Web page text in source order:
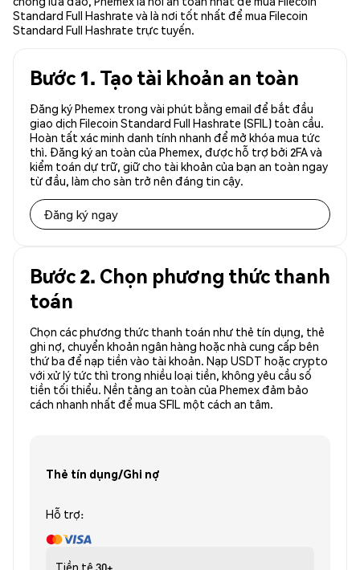
Standard Full Hashrate và là nơi tốt nhất để mua Filecoin
Standard Full Hashrate trực tuyến.
Bước 1. Tạo tài khoản an toàn
Đăng ký Phemex trong vài phút bằng email để bắt đầu
giao dịch Filecoin Standard Full Hashrate (SFIL) toàn cầu.
Hoàn tất xác minh danh tính nhanh để mở khóa mua tức
thì. Đăng ký an toàn của Phemex, được hỗ trợ bởi 2FA và
kiểm toán dự trữ, giữ cho tài khoản của bạn an toàn ngay
từ đầu, làm cho sàn trở nên đáng tin cậy.
Đăng ký ngay
Bước 2. Chọn phương thức thanh
toán
Chọn các phương thức thanh toán như thẻ tín dụng, thẻ
ghi nợ, chuyển khoản ngân hàng hoặc nhà cung cấp bên
thứ ba để nạp tiền vào tài khoản. Nạp USDT hoặc crypto
với xử lý tức thì trong nhiều loại tiền, không yêu cầu số
tiền tối thiểu. Nền tảng an toàn của Phemex đảm bảo
cách nhanh nhất để mua SFIL một cách an tâm.
Thẻ tín dụng/Ghi nợ
Hỗ trợ: